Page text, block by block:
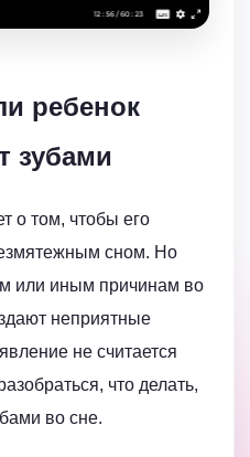
ребенок
зубами
о том, чтобы его
сном. Но
или иным причинам во
неприятные
не считается
что делать,
во сне.